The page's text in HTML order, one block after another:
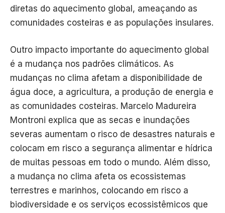
diretas do aquecimento global, ameaçando as
comunidades costeiras e as populações insulares.
Outro impacto importante do aquecimento global
é a mudança nos padrões climáticos. As
mudanças no clima afetam a disponibilidade de
água doce, a agricultura, a produção de energia e
as comunidades costeiras. Marcelo Madureira
Montroni explica que as secas e inundações
severas aumentam o risco de desastres naturais e
colocam em risco a segurança alimentar e hídrica
de muitas pessoas em todo o mundo. Além disso,
a mudança no clima afeta os ecossistemas
terrestres e marinhos, colocando em risco a
biodiversidade e os serviços ecossistêmicos que